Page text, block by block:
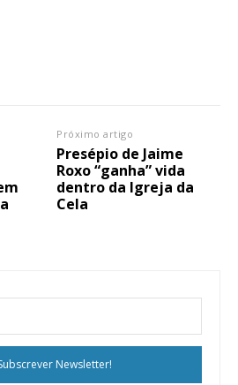
Próximo artigo
Presépio de Jaime
Roxo “ganha” vida
dentro da Igreja da
Cela
Newsletter!